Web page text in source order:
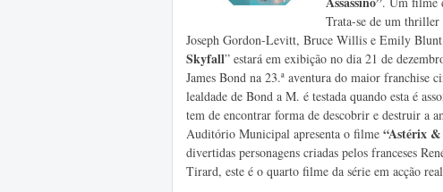
Trata-se de um
Joseph Gordon-Levitt, Bruce Willis e Emily
Skyfall” estará em exibição no dia 21 de
James Bond na 23.ª aventura do maior
lealdade de Bond a M. é testada quando esta é
tem de encontrar forma de descobrir e destruir a
Auditório Municipal apresenta o filme “Astérix &
divertidas personagens criadas pelos franceses
Tirard, este é o quarto filme da série em acção